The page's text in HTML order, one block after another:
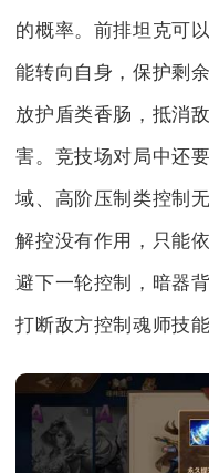
的概率。前排坦克可
能转向自身，保护剩
放护盾类香肠，抵消
害。竞技场对局中还
域、高阶压制类控制
解控没有作用，只能
避下一轮控制，暗器
打断敌方控制魂师技